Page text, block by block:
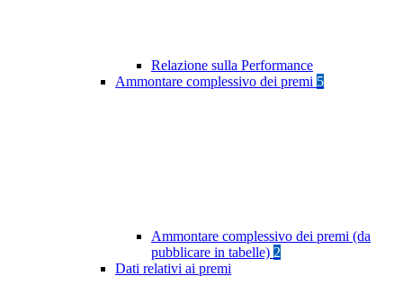
Relazione sulla Performance
Ammontare complessivo dei premi 5
Ammontare complessivo dei premi (da
pubblicare in tabelle) 2
Dati relativi ai premi